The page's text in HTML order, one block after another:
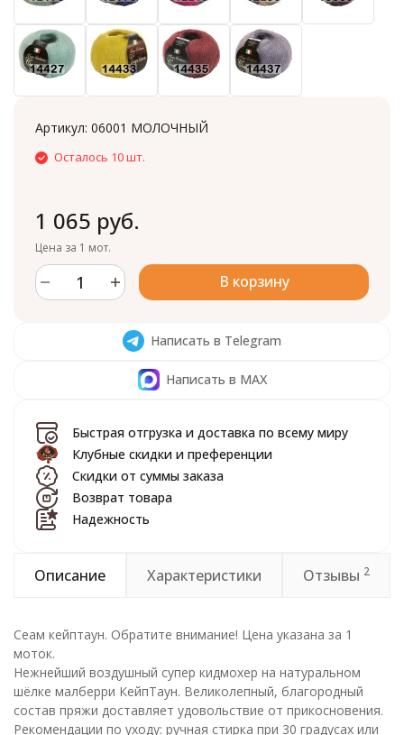
Артикул: 06001 МОЛОЧНЫЙ
Осталось 10 шт.
1 065 руб.
Цена за 1 мот.
В корзину
Написать в Telegram
Написать в MAX
Быстрая отгрузка и доставка по всему миру
Клубные скидки и преференции
Скидки от суммы заказа
Возврат товара
Надежность
Описание Характеристики Отзывы 2
Сеам кейптаун. Обратите внимание! Цена указана за 1
моток.
Нежнейший воздушный супер кидмохер на натуральном
шёлке малберри КейпТаун. Великолепный, благородный
состав пряжи доставляет удовольствие от прикосновения.
Рекомендации по уходу: ручная стирка при 30 градусах или